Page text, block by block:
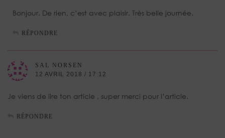
Bonjour. De rien, c’est avec plaisir. Très belle journée.
RÉPONDRE
SAL NORSEN
12 AVRIL 2018 / 17:12
Je viens de lire ton article , super merci pour l’article.
RÉPONDRE